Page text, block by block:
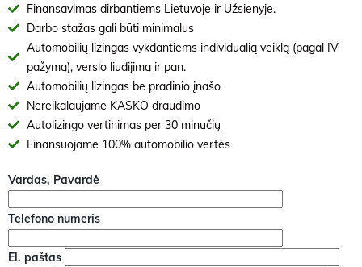
Finansavimas dirbantiems Lietuvoje ir Užsienyje.
Darbo stažas gali būti minimalus
Automobilių lizingas vykdantiems individualią veiklą (pagal IV
pažymą), verslo liudijimą ir pan.
Automobilių lizingas be pradinio įnašo
Nereikalaujame KASKO draudimo
Autolizingo vertinimas per 30 minučių
Finansuojame 100% automobilio vertės
Vardas, Pavardė
Telefono numeris
El. paštas